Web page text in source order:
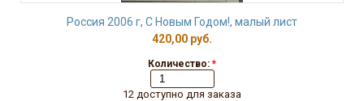
Россия 2006 г, С Новым Годом!, малый лист
420,00 руб.
Количество: *
12 доступно для заказа